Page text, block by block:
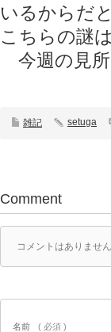
いるからだと
こちらの謎は
今週の見
雑記 setuga
Comment
コメントはありません
名前 ( 必須 )